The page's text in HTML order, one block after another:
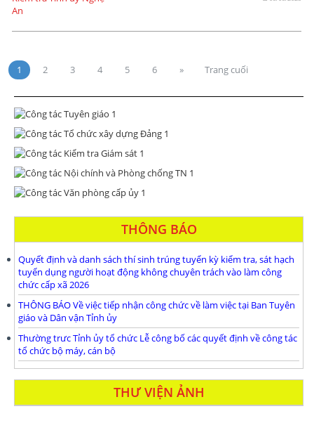
1 2 3 4 5 6 » Trang cuối
THÔNG BÁO
Quyết định và danh sách thí sinh trúng tuyển kỳ kiểm tra, sát hạch
tuyển dụng người hoạt động không chuyên trách vào làm công
chức cấp xã 2026
THÔNG BÁO Về việc tiếp nhận công chức về làm việc tại Ban Tuyên
giáo và Dân vận Tỉnh ủy
Thường trưc Tỉnh ủy tổ chức Lễ công bố các quyết định về công tác
tổ chức bộ máy, cán bộ
THƯ VIỆN ẢNH